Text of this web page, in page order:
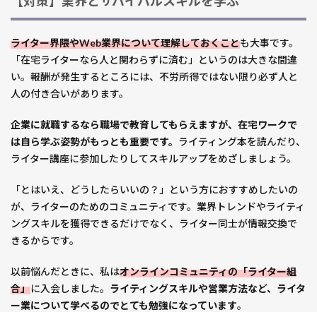
ライター界隈やWeb業界について理解しておくことも大事です。
「在宅ライターなら人と関わらずに済む」というのは大きな間違
い。報酬が発生するところには、不労所得ではない限り必ず人と
人の付き合いがあります。
企業に就職するなら職場で教育してもらえますが、在宅ワークで
は自ら学ぶ姿勢がもっとも重要です。 ライティング本を読んだり、
ライター講座に参加したりしてスキルアップをめざしましょう。
「とはいえ、どうしたらいいの？」という方におすすめしたいの
が、ライターのためのコミュニティです。業界トレンドやライティ
ングスキルを獲得できるだけでなく、ライター同士が情報交換で
きるからです。
以前悩んだときに、私はオンラインコミュニティの「ライター組
合」に入会しました。 ライティングスキルや営業方法など、ライタ
ー業について学べるのでとても勉強になっています。